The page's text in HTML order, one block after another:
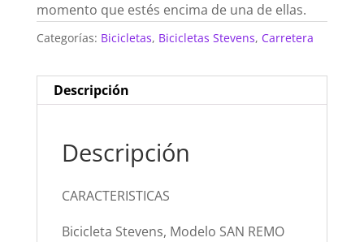
momento que estés encima de una de ellas.
Categorías: Bicicletas, Bicicletas Stevens, Carretera
Descripción
Descripción
CARACTERISTICAS
Bicicleta Stevens, Modelo SAN REMO